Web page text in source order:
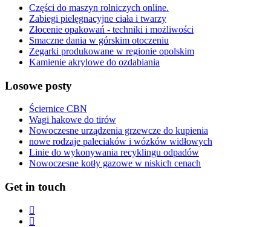
Części do maszyn rolniczych online.
Zabiegi pielęgnacyjne ciała i twarzy
Złocenie opakowań - techniki i możliwości
Smaczne dania w górskim otoczeniu
Zegarki produkowane w regionie opolskim
Kamienie akrylowe do ozdabiania
Losowe posty
Ściernice CBN
Wagi hakowe do tirów
Nowoczesne urządzenia grzewcze do kupienia
nowe rodzaje paleciaków i wózków widłowych
Linie do wykonywania recyklingu odpadów
Nowoczesne kotły gazowe w niskich cenach
Get in touch